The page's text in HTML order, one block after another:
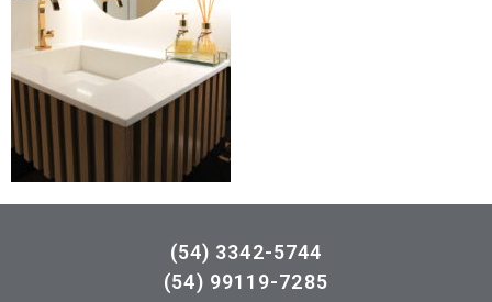
(54) 3342-5744
(54) 99119-7285